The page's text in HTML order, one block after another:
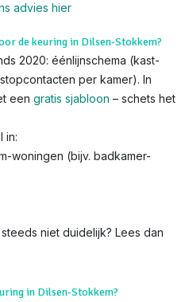
advies hier
de keuring in Dilsen-Stokkem?
2020: éénlijnschema (kast-
per kamer). In
een gratis sjabloon – schets het
in:
woningen (bijv. badkamer-
niet duidelijk? Lees dan
in Dilsen-Stokkem?